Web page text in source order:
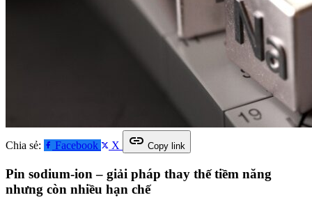
Chia sẻ: Facebook X link Copy link
Pin sodium-ion – giải pháp thay thế tiềm năng
nhưng còn nhiều hạn chế